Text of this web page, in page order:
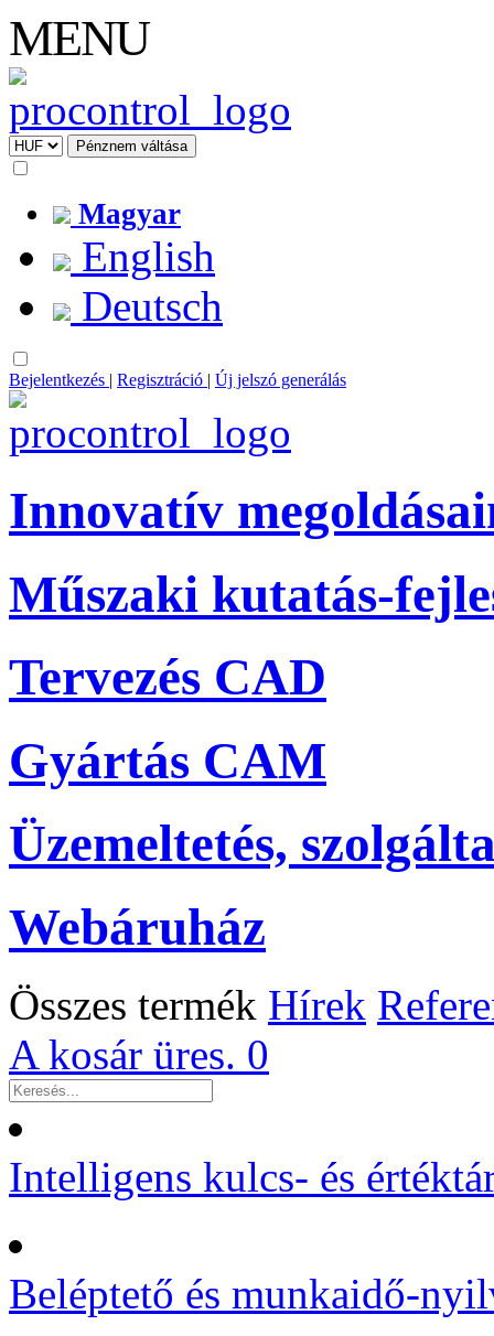
MENU
Magyar
English
Deutsch
Bejelentkezés | Regisztráció | Új jelszó generálás
Innovatív
Műszaki kutatás-
Tervezés CAD
Gyártás CAM
Üzemeltetés,
Webáruház
Összes termék Hírek
A kosár üres. 0
Intelligens kulcs- és
Beléptető és munkaidő-